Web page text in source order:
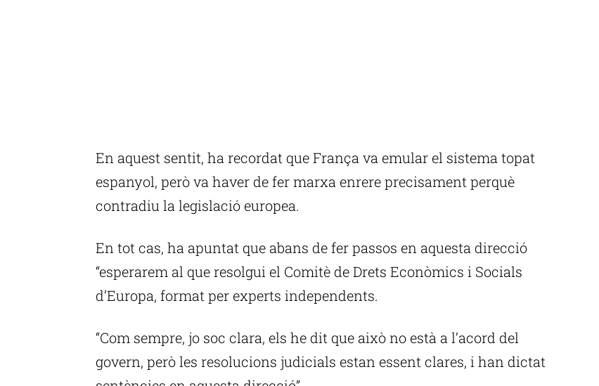
En aquest sentit, ha recordat que França va emular el sistema topat
espanyol, però va haver de fer marxa enrere precisament perquè
contradiu la legislació europea.
En tot cas, ha apuntat que abans de fer passos en aquesta direcció
“esperarem al que resolgui el Comitè de Drets Econòmics i Socials
d’Europa, format per experts independents.
“Com sempre, jo soc clara, els he dit que això no està a l’acord del
govern, però les resolucions judicials estan essent clares, i han dictat